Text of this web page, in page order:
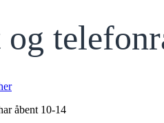
og
åbent 10-14